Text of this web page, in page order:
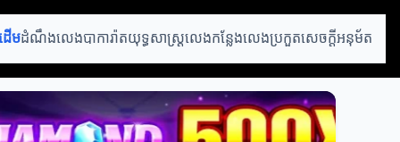
ើមដំណឹងលេងបាការ៉ាតយុទ្ធសាស្ត្រលេងកន្លែងលេងប្រកួតសេចក្ដីអនុម័ត